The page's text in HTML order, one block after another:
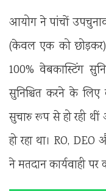
आयोग ने पांचों
(केवल एक को छोड़कर)
100% वेबकास्टिंग
सुनिश्चित करने के लिए
सुचारु रूप से हो रही थीं
हो रहा था। RO, DEO
ने मतदान कार्यवाही पर